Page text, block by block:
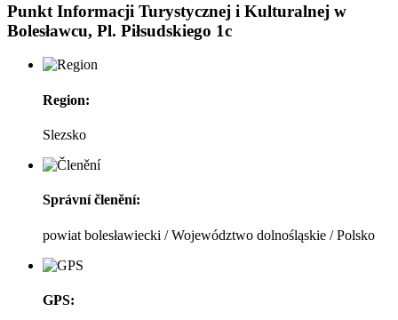
Punkt Informacji Turystycznej i Kulturalnej w
Bolesławcu, Pl. Piłsudskiego 1c
Region:
Slezsko
Správní členění:
powiat bolesławiecki / Województwo dolnośląskie / Polsko
GPS: